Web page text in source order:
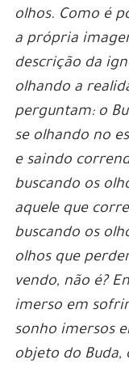
olhos. Como é
a própria
descrição da
olhando a
perguntam: o
se olhando no
e saindo
buscando os
aquele que
buscando os
olhos que
vendo, não é?
imerso em
sonho imersos
objeto do Buda,